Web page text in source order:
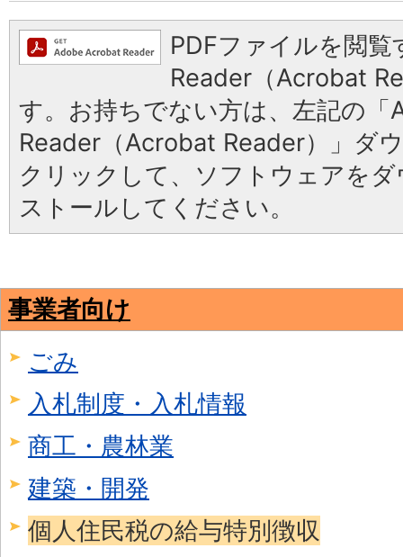
PDFファイルを閲
Reader（Acrobat
す。お持ちでない方は、左記の「
Reader（Acrobat Reader）」ダ
クリックして、ソフトウェアを
ストールしてください。
事業者向け
ごみ
入札制度・入札情報
商工・農林業
建築・開発
個人住民税の給与特別徴収